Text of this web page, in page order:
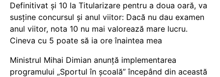
Definitivat și 10 la Titularizare pentru a doua oară, va
susține concursul și anul viitor: Dacă nu dau examen
anul viitor, nota 10 nu mai valorează mare lucru.
Cineva cu 5 poate să ia ore înaintea mea
Ministrul Mihai Dimian anunță implementarea
programului „Sportul în școală” începând din această